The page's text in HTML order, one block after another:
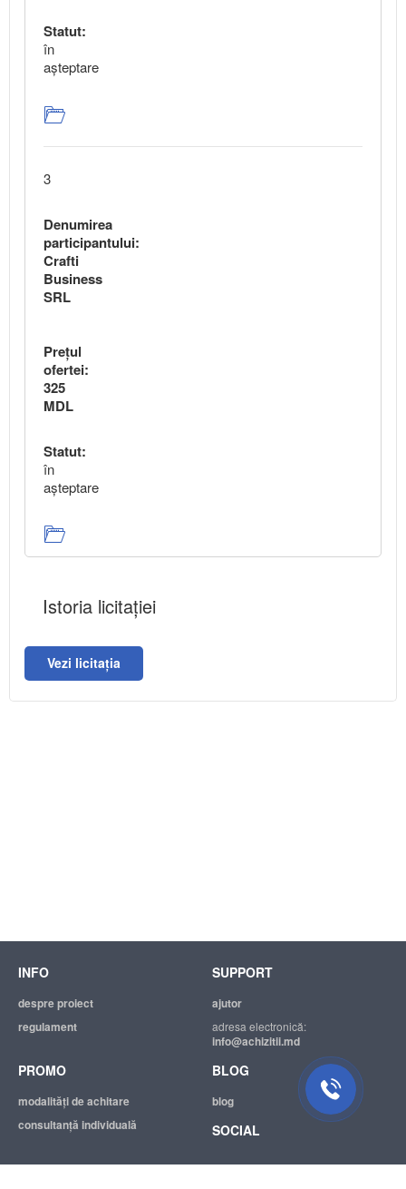
Statut:
în
aşteptare
3
Denumirea
participantului:
Crafti
Business
SRL
Preţul
ofertei:
325
MDL
Statut:
în
aşteptare
Istoria licitației
Vezi licitația
INFO
despre proiect
regulament
SUPPORT
ajutor
adresa electronică:
info@achizitii.md
PROMO
modalităţi de achitare
consultanță individuală
BLOG
blog
SOCIAL